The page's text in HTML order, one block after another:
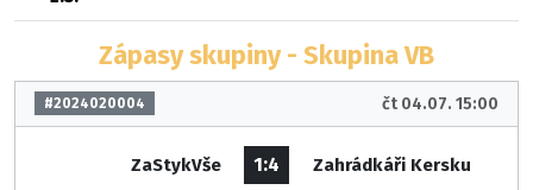
Zápasy skupiny - Skupina VB
#2024020004 čt 04.07. 15:00
ZaStykVše 1:4 Zahrádkáři Kersku